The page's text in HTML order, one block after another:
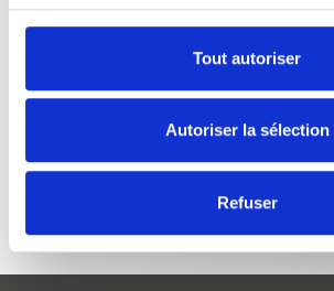
Tout autoriser
Autoriser la sélection
Refuser
RETOUR À LA LISTE